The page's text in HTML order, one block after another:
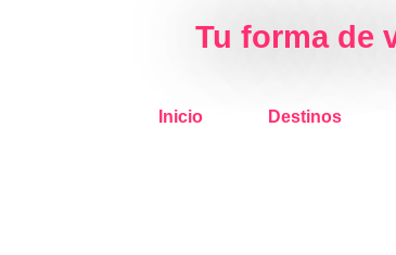
Tu forma de
Inicio Destinos